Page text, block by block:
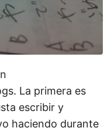
La primera es
escribir y
haciendo durante